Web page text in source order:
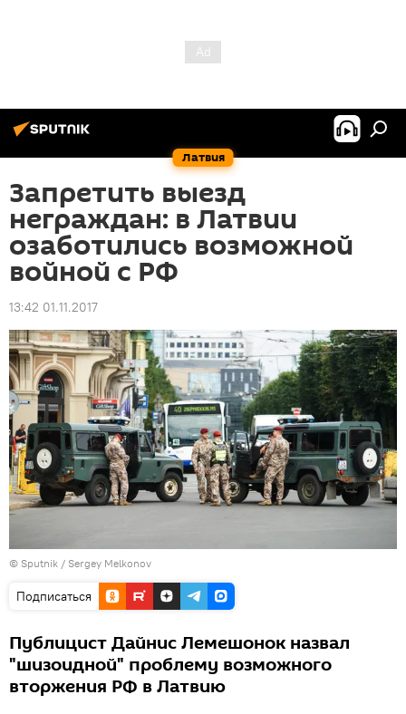
Латвия
Запретить выезд
неграждан: в Латвии
озаботились возможной
войной с РФ
13:42 01.11.2017
© Sputnik / Sergey Melkonov
Подписаться
Публицист Дайнис Лемешонок назвал
"шизоидной" проблему возможного
вторжения РФ в Латвию